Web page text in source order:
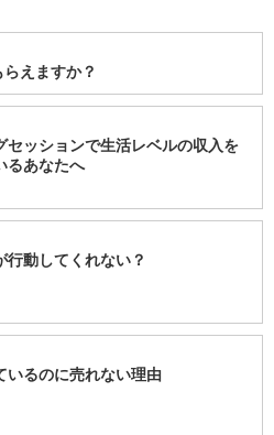
えますか？
セッションで生活レベルの収入を
るあなたへ
行動してくれない？
いるのに売れない理由